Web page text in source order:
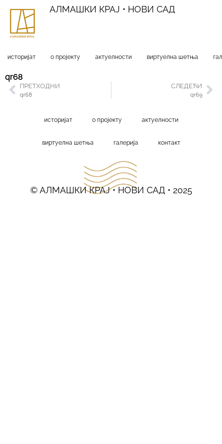
АЛМАШКИ КРАЈ • НОВИ САД
историјат о пројекту актуелности виртуелна шетња
qr68
ПРЕТХОДНИ
qr68
СЛЕДЕЋИ
qr69
историјат о пројекту актуелности
виртуелна шетња галерија контакт
© АЛМАШКИ КРАЈ • НОВИ САД • 2025